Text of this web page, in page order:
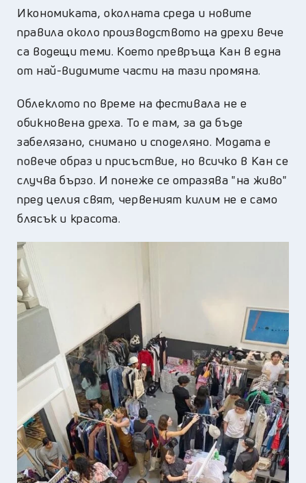
Икономиката, околната среда и новите
правила около производството на дрехи вече
са водещи теми. Което превръща Кан в една
от най-видимите части на тази промяна.
Облеклото по време на фестивала не е
обикновена дреха. То е там, за да бъде
забелязано, снимано и споделяно. Модата е
повече образ и присъствие, но всичко в Кан се
случва бързо. И понеже се отразява "на живо"
пред целия свят, червеният килим не е само
блясък и красота.